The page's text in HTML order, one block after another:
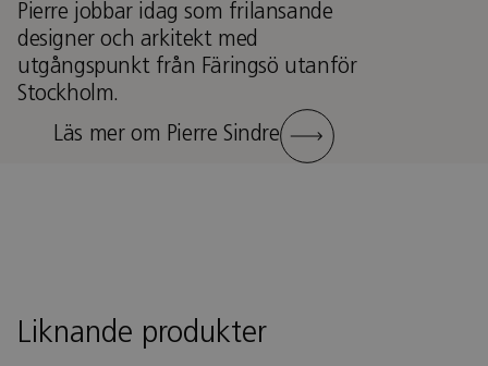
Pierre jobbar idag som frilansande
designer och arkitekt med
utgångspunkt från Färingsö utanför
Stockholm.
Läs mer om Pierre Sindre
Liknande produkter